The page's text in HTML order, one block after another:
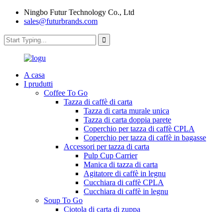
Ningbo Futur Technology Co., Ltd
sales@futurbrands.com
A casa
I prudutti
Coffee To Go
Tazza di caffè di carta
Tazza di carta murale unica
Tazza di carta doppia parete
Coperchio per tazza di caffè CPLA
Coperchio per tazza di caffè in bagasse
Accessori per tazza di carta
Pulp Cup Carrier
Manica di tazza di carta
Agitatore di caffè in legnu
Cucchiara di caffè CPLA
Cucchiara di caffè in legnu
Soup To Go
Ciotola di carta di zuppa